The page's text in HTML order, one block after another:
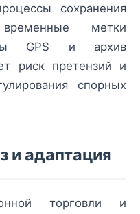
сохранения
метки
GPS и архив
риск претензий и
спорных
и адаптация
торговли и